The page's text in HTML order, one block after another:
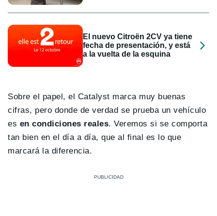
El nuevo Citroën 2CV ya tiene
fecha de presentación, y está
a la vuelta de la esquina
Sobre el papel, el Catalyst marca muy buenas
cifras, pero donde de verdad se prueba un vehículo
es en condiciones reales. Veremos si se comporta
tan bien en el día a día, que al final es lo que
marcará la diferencia.